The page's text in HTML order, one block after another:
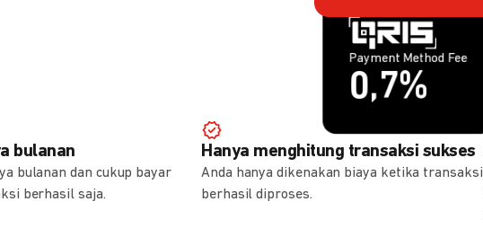
Payment Method Fee
0,7%
Payment Method Fee
1,5%
bulanan
bulanan dan cukup bayar
berhasil saja.
Hanya menghitung transaksi sukses
Anda hanya dikenakan biaya ketika transaksi
berhasil diproses.